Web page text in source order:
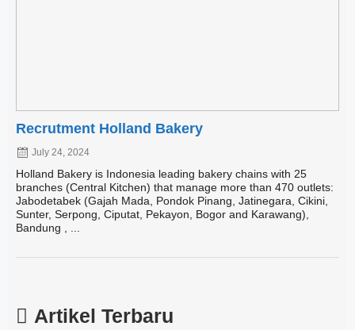
Recrutment Holland Bakery
July 24, 2024
Holland Bakery is Indonesia leading bakery chains with 25
branches (Central Kitchen) that manage more than 470 outlets:
Jabodetabek (Gajah Mada, Pondok Pinang, Jatinegara, Cikini,
Sunter, Serpong, Ciputat, Pekayon, Bogor and Karawang),
Bandung , ...
Artikel Terbaru